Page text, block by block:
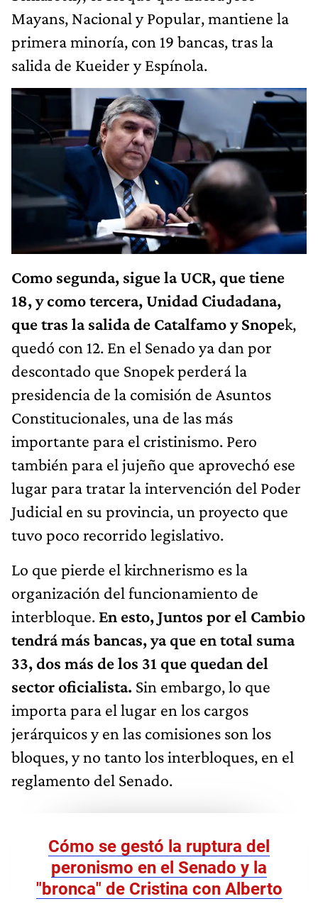
Mayans, Nacional y Popular, mantiene la
primera minoría, con 19 bancas, tras la
salida de Kueider y Espínola.
Como segunda, sigue la UCR, que tiene
18, y como tercera, Unidad Ciudadana,
que tras la salida de Catalfamo y Snopek,
quedó con 12. En el Senado ya dan por
descontado que Snopek perderá la
presidencia de la comisión de Asuntos
Constitucionales, una de las más
importante para el cristinismo. Pero
también para el jujeño que aprovechó ese
lugar para tratar la intervención del Poder
Judicial en su provincia, un proyecto que
tuvo poco recorrido legislativo.
Lo que pierde el kirchnerismo es la
organización del funcionamiento de
interbloque. En esto, Juntos por el Cambio
tendrá más bancas, ya que en total suma
33, dos más de los 31 que quedan del
sector oficialista. Sin embargo, lo que
importa para el lugar en los cargos
jerárquicos y en las comisiones son los
bloques, y no tanto los interbloques, en el
reglamento del Senado.
Cómo se gestó la ruptura del
peronismo en el Senado y la
"bronca" de Cristina con Alberto